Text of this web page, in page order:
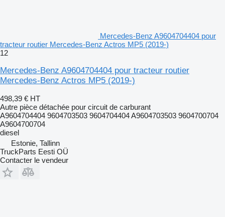
Mercedes-Benz A9604704404 pour
tracteur routier Mercedes-Benz Actros MP5 (2019-)
12
Mercedes-Benz A9604704404 pour tracteur routier
Mercedes-Benz Actros MP5 (2019-)
498,39 € HT
Autre pièce détachée pour circuit de carburant
A9604704404 9604703503 9604704404 A9604703503 9604700704
A9604700704
diesel
Estonie, Tallinn
TruckParts Eesti OÜ
Contacter le vendeur